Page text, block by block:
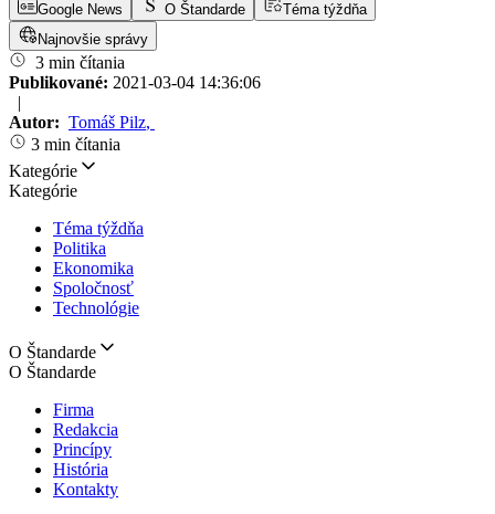
Google News O Štandarde
Téma týždňa
Najnovšie správy
3 min čítania
Publikované: 2021-03-04 14:36:06
|
Autor: Tomáš Pilz,
3 min čítania
Kategórie
Kategórie
Téma týždňa
Politika
Ekonomika
Spoločnosť
Technológie
O Štandarde
O Štandarde
Firma
Redakcia
Princípy
História
Kontakty